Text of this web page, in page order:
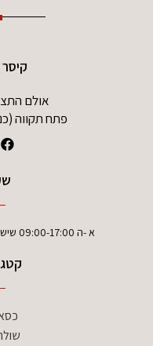
קיסר
אולם
פתח תקווה
א -ה 09:00-17:00 שישי 09:00-13:00